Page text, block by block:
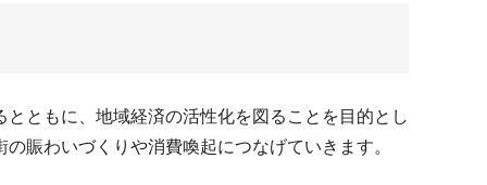
ともに、地域経済の活性化を図ることを目的とし
賑わいづくりや消費喚起につなげていきます。